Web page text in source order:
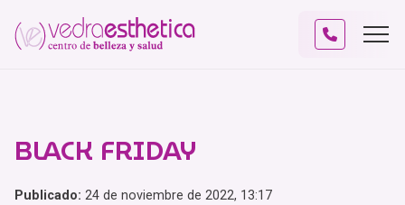
BLACK FRIDAY
Publicado: 24 de noviembre de 2022, 13:17